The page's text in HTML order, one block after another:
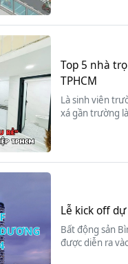
Top 5 nhà
TPHCM
Là sinh viên
xá gần trường
Lễ kick off
Bất động sản
được diễn ra